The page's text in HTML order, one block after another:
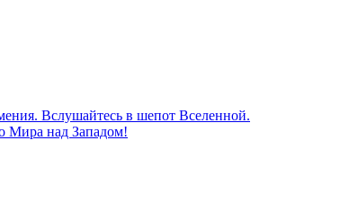
Вслушайтесь в шепот Вселенной.
Мира над Западом!